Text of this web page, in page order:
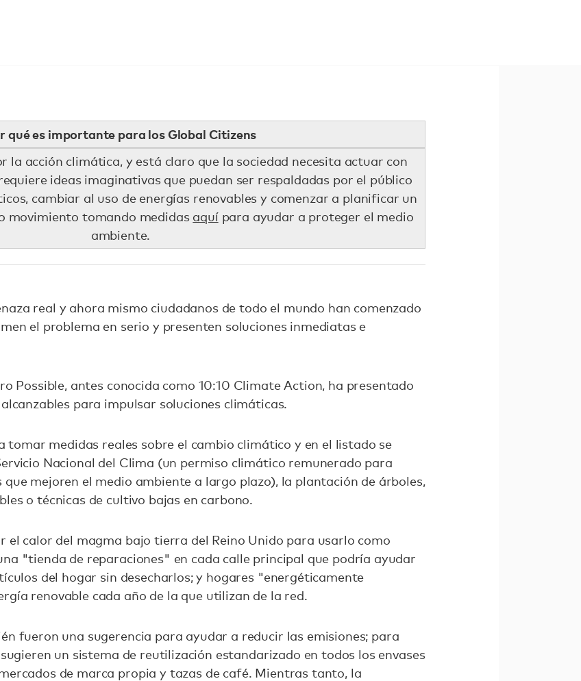
qué es importante para los Global Citizens
la acción climática, y ​​está claro que la sociedad necesita actuar con
ideas imaginativas que puedan ser respaldadas por el público
cambiar al uso de energías renovables y comenzar a planificar un
movimiento tomando medidas aquípara ayudar a proteger el medio
ambiente.
real y ahora mismo ciudadanos de todo el mundo han comenzado
el problema en serio y presenten soluciones inmediatas e
Possible, antes conocida como 10:10 Climate Action, ha presentado
para impulsar soluciones climáticas.
tomar medidas reales sobre el cambio climático y en el listado se
Nacional del Clima (un permiso climático remunerado para
mejoren el medio ambiente a largo plazo), la plantación de árboles,
o técnicas de cultivo bajas en carbono.
el calor del magma bajo tierra del Reino Unido para usarlo como
"tienda de reparaciones" en cada calle principal que podría ayudar
del hogar sin desecharlos; y hogares "energéticamente
renovable cada año de la que utilizan de la red.
fueron una sugerencia para ayudar a reducir las emisiones; para
un sistema de reutilización estandarizado en todos los envases
de marca propia y tazas de café. Mientras tanto, la